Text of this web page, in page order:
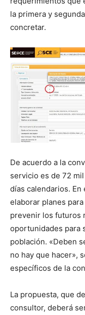
la primera y
concretar.
De acuerdo a la
servicio es de 72
días calendarios.
elaborar planes
prevenir los futuros
oportunidades para
población. «Deben
no hay que hacer»,
específicos de la
La propuesta, que
consultor, deberá